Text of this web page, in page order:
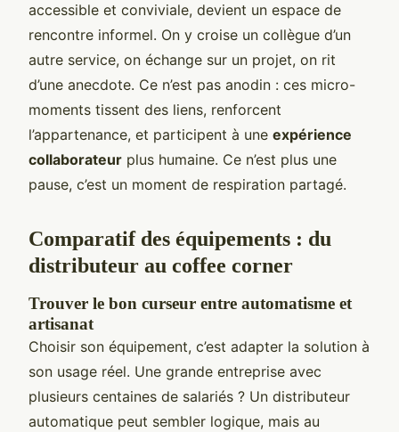
accessible et conviviale, devient un espace de
rencontre informel. On y croise un collègue d’un
autre service, on échange sur un projet, on rit
d’une anecdote. Ce n’est pas anodin : ces micro-
moments tissent des liens, renforcent
l’appartenance, et participent à une expérience
collaborateur plus humaine. Ce n’est plus une
pause, c’est un moment de respiration partagé.
Comparatif des équipements : du
distributeur au coffee corner
Trouver le bon curseur entre automatisme et
artisanat
Choisir son équipement, c’est adapter la solution à
son usage réel. Une grande entreprise avec
plusieurs centaines de salariés ? Un distributeur
automatique peut sembler logique, mais au